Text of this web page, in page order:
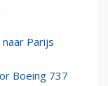
Parijs
Boeing 737